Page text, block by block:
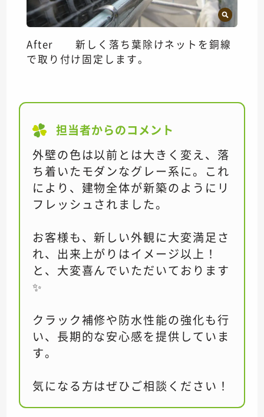
After 新しく落ち葉除けネットを銅線
で取り付け固定します。
担当者からのコメント
外壁の色は以前とは大きく変え、落
ち着いたモダンなグレー系に。これ
により、建物全体が新築のようにリ
フレッシュされました。
お客様も、新しい外観に大変満足さ
れ、出来上がりはイメージ以上！
と、大変喜んでいただいております
✨
クラック補修や防水性能の強化も行
い、長期的な安心感を提供していま
す。
気になる方はぜひご相談ください！